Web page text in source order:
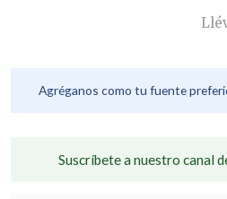
Agréganos como tu fuente
Suscríbete a nuestro canal